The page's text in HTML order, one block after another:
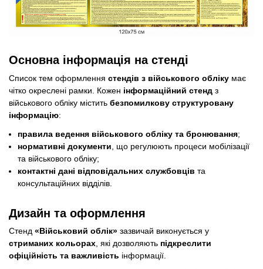
Основна інформація на стенді
Список тем оформлення стендів з військового обліку має
чітко окреслені рамки. Кожен інформаційний стенд з
військового обліку містить безпомилкову структуровану
інформацію:
правила ведення військового обліку та бронювання;
нормативні документи, що регулюють процеси мобілізації
та військового обліку;
контактні дані відповідальних службовців та
консультаційних відділів.
Дизайн та оформлення
Стенд «Військовий облік» зазвичай виконується у
стриманих кольорах, які дозволяють підкреслити
офіційність та важливість інформації.